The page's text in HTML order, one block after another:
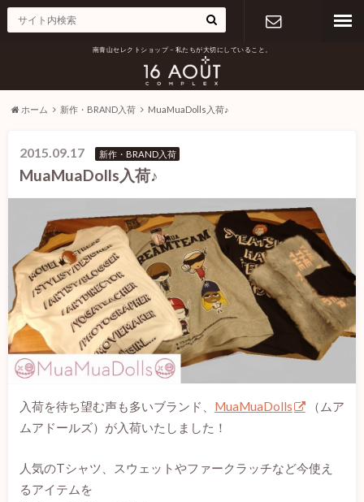
南青山セレクトショップ – 私たちが大切にしていること。
ホーム 新作・BRAND入荷 MuaMuaDolls入荷♪
2015.09.17 新作・BRAND入荷
MuaMuaDolls入荷♪
入荷を待ち望む声も多いブランド、 MuaMuaDolls
（ムア
ムアドールズ）が入荷いたしました！
人気のTシャツ、スウェットやファークラッチなど今使え
るアイテムを